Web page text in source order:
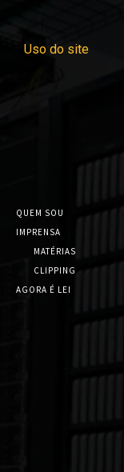
Uso do site
QUEM SOU
IMPRENSA
MATÉRIAS
CLIPPING
AGORA É LEI